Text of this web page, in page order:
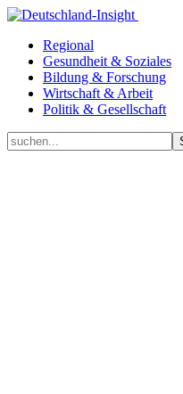
Regional
Gesundheit & Soziales
Bildung & Forschung
Wirtschaft & Arbeit
Politik & Gesellschaft